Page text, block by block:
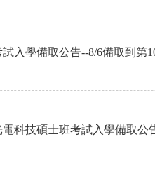
入學備取公告--8/6備取到第
科技碩士班考試入學備取公